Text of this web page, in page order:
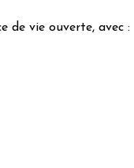
de vie ouverte, avec :